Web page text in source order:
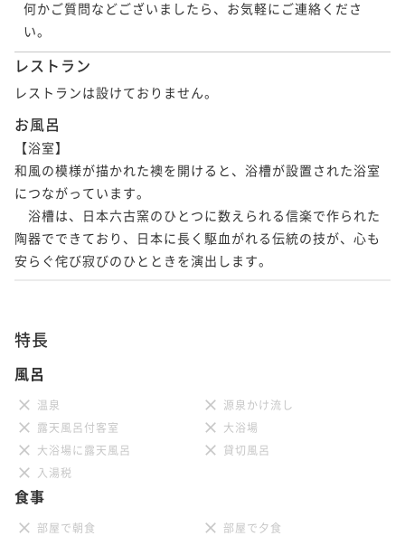
何かご質問などございましたら、お気軽にご連絡くださ
レストラン
レストランは設けておりません。
お風呂
【浴室】
和風の模様が描かれた襖を開けると、浴槽が設置された浴室
につながっています。
浴槽は、日本六古窯のひとつに数えられる信楽で作られた
陶器でできており、日本に長く駆血がれる伝統の技が、心も
安らぐ侘び寂びのひとときを演出します。
特長
風呂
温泉
源泉かけ流し
露天風呂付客室
大浴場
大浴場に露天風呂
貸切風呂
入湯税
食事
部屋で朝食 部屋で夕食